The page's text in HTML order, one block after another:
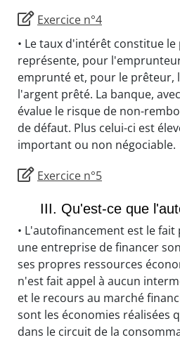
Exercice n°4
• Le taux d'intérêt constitue
représente, pour
emprunté et, pour le prêteur,
l'argent prêté. La banque,
évalue le risque de non-
de défaut. Plus celui-ci est
important ou non négociable.
Exercice n°5
III. Qu'est-ce que
• L'autofinancement est le
une entreprise de financer
ses propres ressources
n'est fait appel à aucun
et le recours au marché
sont les économies réalisées
dans le circuit de la